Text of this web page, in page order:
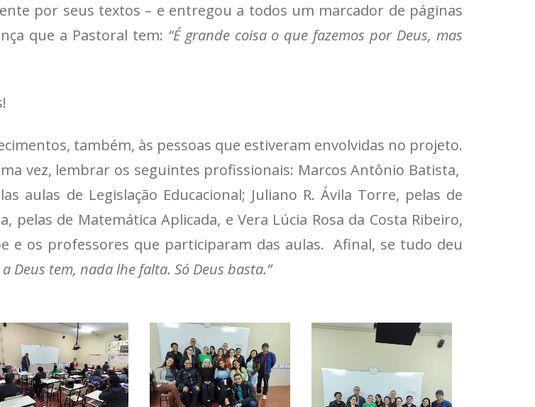
por seus textos – e entregou a todos um marcador de páginas
que a Pastoral tem: “É grande coisa o que fazemos por Deus, mas
também, às pessoas que estiveram envolvidas no projeto.
vez, lembrar os seguintes profissionais: Marcos Antônio Batista,
aulas de Legislação Educacional; Juliano R. Ávila Torre, pelas de
de Matemática Aplicada, e Vera Lúcia Rosa da Costa Ribeiro,
e os professores que participaram das aulas. Afinal, se tudo deu
Deus tem, nada lhe falta. Só Deus basta.”